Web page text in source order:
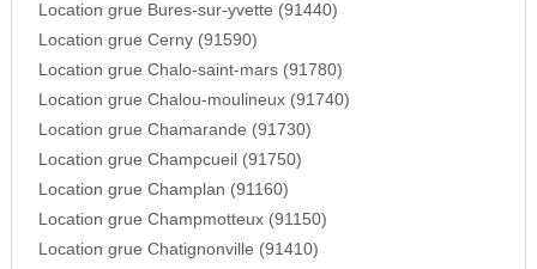
Location grue Bures-sur-yvette (91440)
Location grue Cerny (91590)
Location grue Chalo-saint-mars (91780)
Location grue Chalou-moulineux (91740)
Location grue Chamarande (91730)
Location grue Champcueil (91750)
Location grue Champlan (91160)
Location grue Champmotteux (91150)
Location grue Chatignonville (91410)